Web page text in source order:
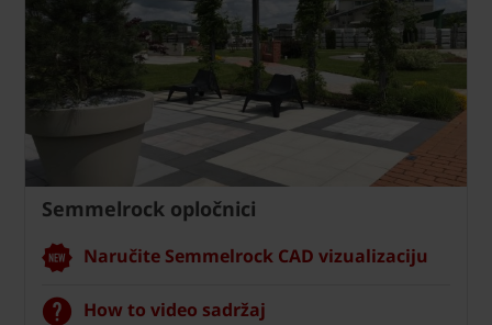
Semmelrock opločnici
Naručite Semmelrock CAD vizualizaciju
How to video sadržaj